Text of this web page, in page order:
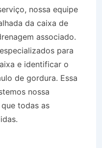
nossa equipe
da caixa de
associado.
para
e identificar o
de gordura. Essa
nossa
todas as